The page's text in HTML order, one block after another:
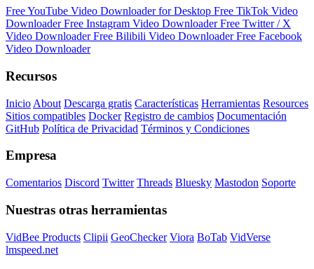
Free YouTube Video Downloader for Desktop Free TikTok Video
DownloaderFree Instagram Video DownloaderFree Twitter / X
Video DownloaderFree Bilibili Video DownloaderFree Facebook
Video Downloader
Recursos
Inicio About Descarga gratis Características Herramientas Resources
Sitios compatibles Docker Registro de cambios Documentación
GitHub Política de Privacidad Términos y Condiciones
Empresa
Comentarios Discord Twitter Threads Bluesky Mastodon Soporte
Nuestras otras herramientas
VidBee Products Clipii GeoChecker Viora BoTab VidVerse
lmspeed.net